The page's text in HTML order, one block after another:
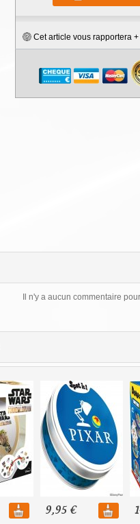
Cet article vous rapportera +
Il n'y a aucun commentaire
9,95 €